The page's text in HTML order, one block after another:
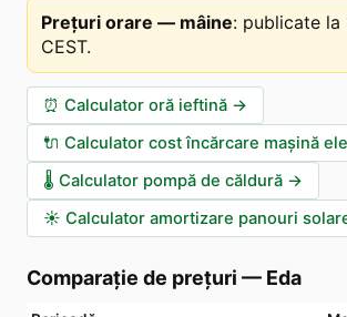
Prețuri orare — mâine: publicate la
CEST.
⏰ Calculator oră ieftină →
🔌 Calculator cost încărcare mașină
🌡️ Calculator pompă de căldură →
☀️ Calculator amortizare panouri
Comparație de prețuri — Eda